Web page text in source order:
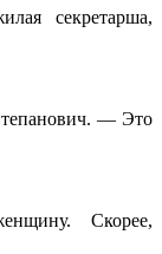
секретарша,
— Это
Скорее,